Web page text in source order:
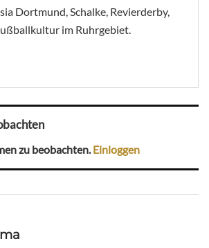
Dortmund, Schalke, Revierderby,
im Ruhrgebiet.
zu beobachten.Einloggen